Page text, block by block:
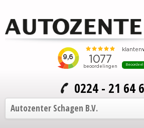
0224 - 21 64
Autozenter Schagen B.V.